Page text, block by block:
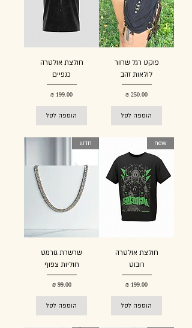
פוקט רגל שחור
לולאות זהב
מחיר
הוספה לסל
חולצת אולטרה
כנפיים
מחיר
הוספה לסל
new
חולצת אולטרה
רובוט
מחיר
הוספה לסל
חדש
שרשרת גורמט
חוליות צפוף
מחיר‏99.00 ‏₪
הוספה לסל